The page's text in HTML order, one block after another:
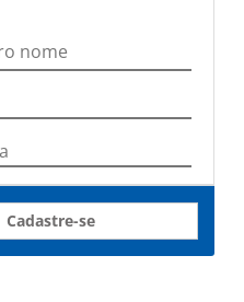
Cadastre-se